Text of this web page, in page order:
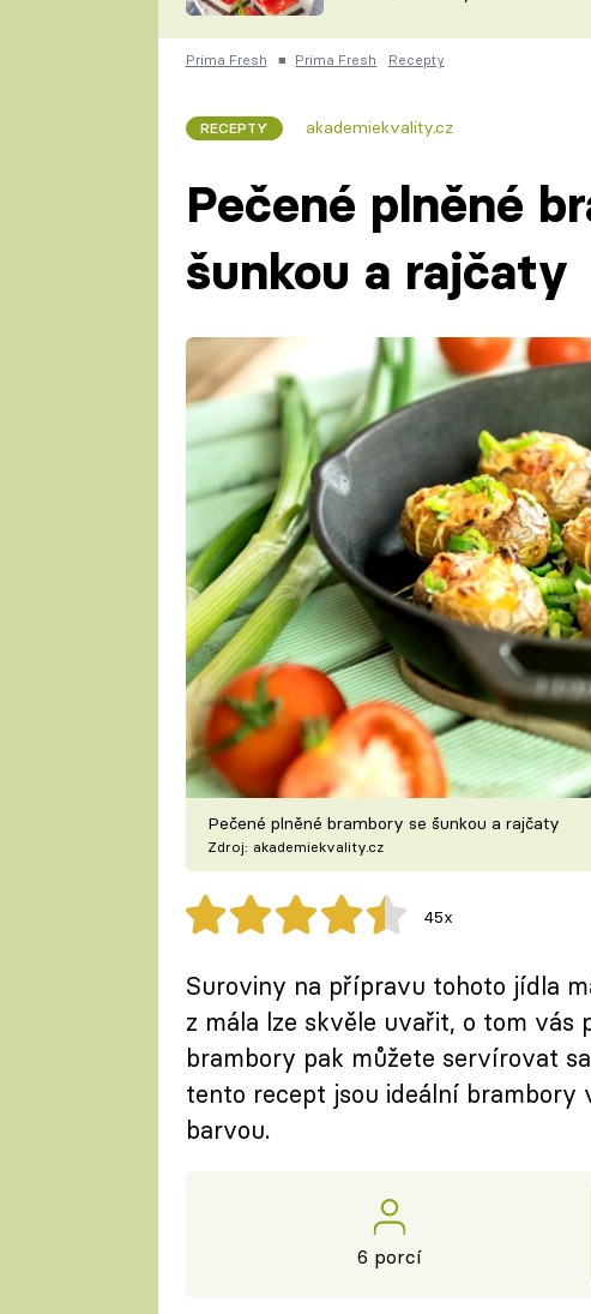
ČESKO NA TALÍŘI
KUCHAŘKA
Prima Fresh ■ Prima Fresh Recepty
RECEPTY akademiekvality.cz
Pečené plněné
šunkou a rajčaty
Pečené plněné brambory se šunkou a rajčaty
Zdroj: akademiekvality.cz
45x
Suroviny na přípravu tohoto jídla
z mála lze skvěle uvařit, o tom vás
brambory pak můžete servírovat
tento recept jsou ideální brambory
barvou.
6 porcí